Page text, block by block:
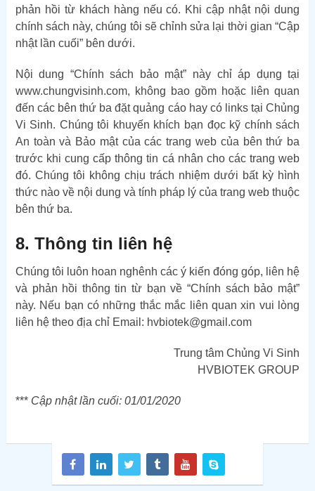
phản hồi từ khách hàng nếu có. Khi cập nhật nội dung
chính sách này, chúng tôi sẽ chỉnh sửa lại thời gian “Cập
nhật lần cuối” bên dưới.
Nội dung “Chính sách bảo mật” này chỉ áp dụng tại
www.chungvisinh.com, không bao gồm hoặc liên quan
đến các bên thứ ba đặt quảng cáo hay có links tại Chủng
Vi Sinh. Chúng tôi khuyến khích bạn đọc kỹ chính sách
An toàn và Bảo mật của các trang web của bên thứ ba
trước khi cung cấp thông tin cá nhân cho các trang web
đó. Chúng tôi không chịu trách nhiệm dưới bất kỳ hình
thức nào về nội dung và tính pháp lý của trang web thuộc
bên thứ ba.
8. Thông tin liên hệ
Chúng tôi luôn hoan nghênh các ý kiến đóng góp, liên hệ
và phản hồi thông tin từ bạn về “Chính sách bảo mật”
này. Nếu bạn có những thắc mắc liên quan xin vui lòng
liên hệ theo địa chỉ Email: hvbiotek@gmail.com
Trung tâm Chủng Vi Sinh
HVBIOTEK GROUP
*** Cập nhật lần cuối: 01/01/2020